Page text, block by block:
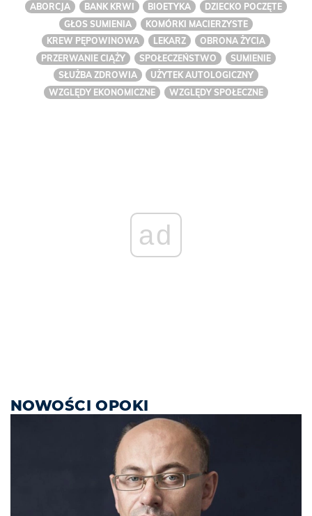
ABORCJA BANK KRWI BIOETYKA
DZIECKO POCZĘTE
GŁOS SUMIENIA
KOMÓRKI MACIERZYSTE
KREW PĘPOWINOWA
LEKARZ
OBRONA ŻYCIA
PRZERWANIE CIĄŻY
SPOŁECZEŃSTWO
SUMIENIE
SŁUŻBA ZDROWIA
UŻYTEK AUTOLOGICZNY
WZGLĘDY EKONOMICZNE
WZGLĘDY SPOŁECZNE
ad
NOWOŚCI OPOKI